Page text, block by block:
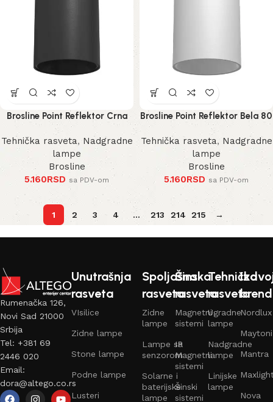
Brosline Point Reflektor Crna
80 mm 115 mm
Tehnička rasveta,Nadgradne
lampe
Brosline
5.160RSD sa PDV-om
Brosline Point Reflektor Bela 80
mm 115 mm
Tehnička rasveta, Nadgradne
lampe
Brosline
5.160RSD sa PDV-om
1 2 3 4 … 213 214 215 →
Rumenačka 126,
Novi Sad 21000
Srbija
Tel: +381 69
2446 020
Email:
dora@altego.co.rs
Unutrašnja
rasveta
VIsilice
Zidne lampe
Stone lampe
Podne lampe
Lusteri
Spoljašna
rasveta
Zidne
lampe
Lampe sa
senzorom
Solarne i
baterijske
lampe
Šinska
rasveta
Magnetni
sistemi
IP
Magnetni
sistemi
Šinski
sistemi
Tehnička
rasveta
Ugradne
lampe
Nadgradne
lampe
Linijske
lampe
Nordlux
Maytoni
Mantra
Nova